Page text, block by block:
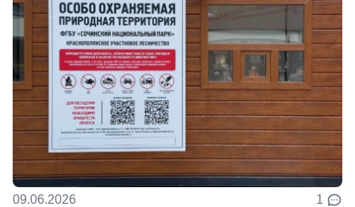
09.06.2026 1